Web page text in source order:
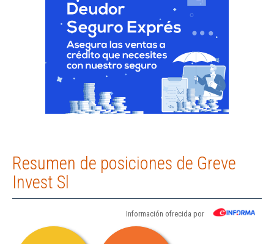
Resumen de posiciones de Greve
Invest Sl
Información ofrecida por